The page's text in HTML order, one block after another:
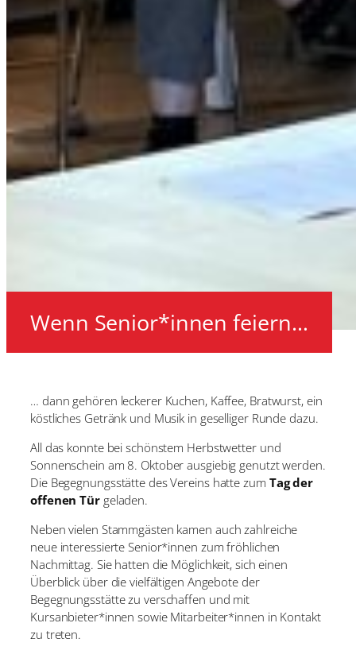
Wenn Senior*innen feiern…
… dann gehören leckerer Kuchen, Kaffee, Bratwurst, ein
köstliches Getränk und Musik in geselliger Runde dazu.
All das konnte bei schönstem Herbstwetter und
Sonnenschein am 8. Oktober ausgiebig genutzt werden.
Die Begegnungsstätte des Vereins hatte zum Tag der
offenen Türgeladen.
Neben vielen Stammgästen kamen auch zahlreiche
neue interessierte Senior*innen zum fröhlichen
Nachmittag. Sie hatten die Möglichkeit, sich einen
Überblick über die vielfältigen Angebote der
Begegnungsstätte zu verschaffen und mit
Kursanbieter*innen sowie Mitarbeiter*innen in Kontakt
zu treten.